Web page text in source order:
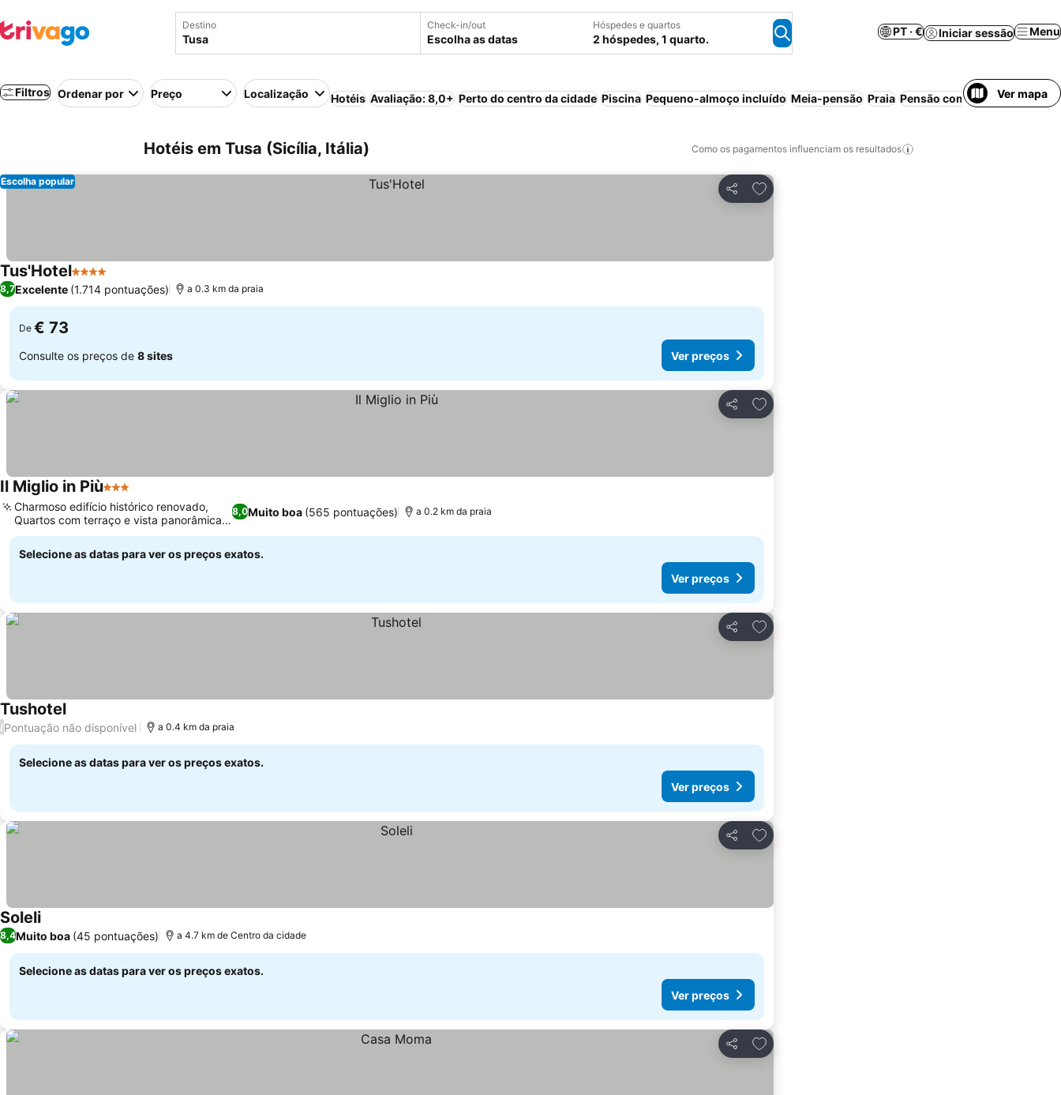
Destino Check-in/out
Escolha as datas
Hóspedes e quartos
2 hóspedes, 1 quarto.
PT · € Iniciar sessão Menu
Filtros Ordenar por Preço Localização Hotéis Avaliação: 8,0+ Perto do centro da cidade Piscina Pequeno-almoço incluído Meia-pensão Praia Pensão completa Bed &
Ver mapa
Hotéis em Tusa (Sicília, Itália) Como os pagamentos influenciam os resultados
Partilhar
Adicionar aos favoritos
Escolha popular
Tus'Hotel4 Estrelas
8,7Excelente (1.714 pontuações) a 0.3 km da praia
De € 73
Consulte os preços de 8 sites Ver preços
Partilhar
Adicionar aos favoritos
Il Miglio in Più3 Estrelas
8,0Muito boa (565 pontuações)
Charmoso edifício histórico renovado,
Quartos com terraço e vista panorâmica
para o mar
a 0.2 km da praia
Selecione as datas para ver os preços exatos.
Ver preços
Partilhar
Adicionar aos favoritos
Tushotel
/Pontuação não disponível a 0.4 km da praia
Selecione as datas para ver os preços exatos.
Ver preços
Partilhar
Adicionar aos favoritos
Soleli
8,4Muito boa (45 pontuações) a 4.7 km de Centro da cidade
Selecione as datas para ver os preços exatos.
Ver preços
Partilhar
Adicionar aos favoritos